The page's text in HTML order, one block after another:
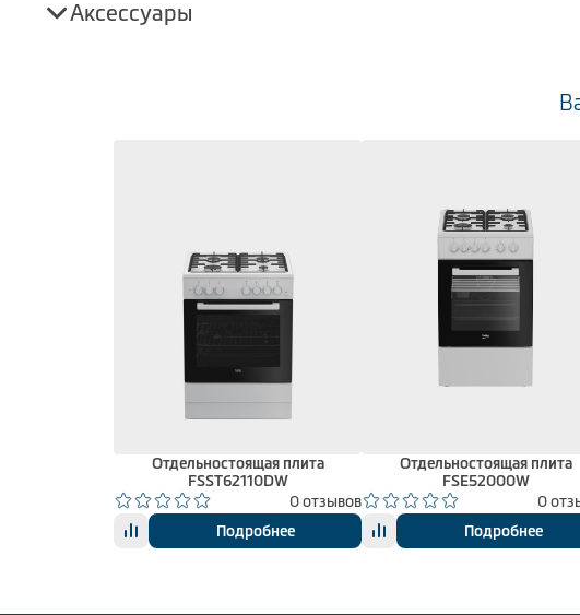
Аксессуары
Отдельностоящая плита
FSST62110DW
0 отзывов
Подробнее
Отдельностоящая плита
FSE52000W
0
Подробнее